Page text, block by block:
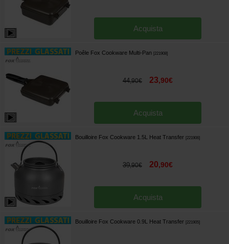
Acquista
Poêle Fox Cookware Multi-Pan 221908]
44,90€ 23,90€
Acquista
Bouilloire Fox Cookware 1.5L Heat Transfer 221906]
39,90€ 20,90€
Acquista
Bouilloire Fox Cookware 0.9L Heat Transfer 221905]